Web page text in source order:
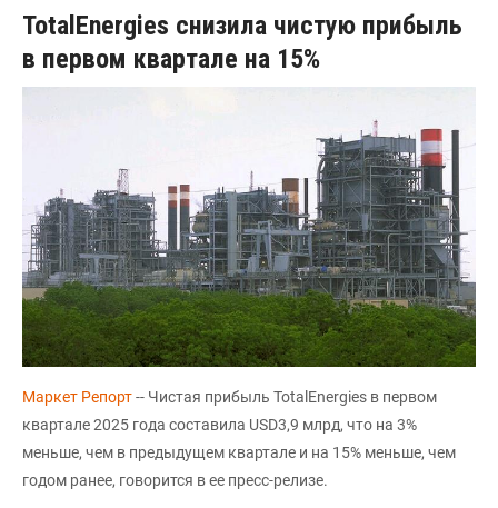
TotalEnergies снизила чистую прибыль
в первом квартале на 15%
Маркет Репорт-- Чистая прибыль TotalEnergies в первом
квартале 2025 года составила USD3,9 млрд, что на 3%
меньше, чем в предыдущем квартале и на 15% меньше, чем
годом ранее, говорится в ее пресс-релизе.